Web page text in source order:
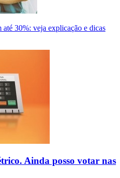
30%: veja explicação e dicas
Ainda posso votar nas